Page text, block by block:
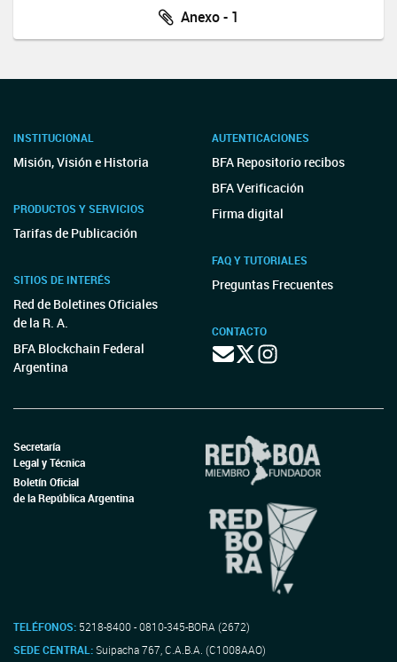
Anexo - 1
INSTITUCIONAL
Misión, Visión e Historia
PRODUCTOS Y SERVICIOS
Tarifas de Publicación
SITIOS DE INTERÉS
Red de Boletines Oficiales
de la R. A.
BFA Blockchain Federal
Argentina
AUTENTICACIONES
BFA Repositorio recibos
BFA Verificación
Firma digital
FAQ Y TUTORIALES
Preguntas Frecuentes
CONTACTO
Secretaría
Legal y Técnica
Boletín Oficial
de la República Argentina
TELÉFONOS: 5218-8400 - 0810-345-BORA (2672)
SEDE CENTRAL:Suipacha 767, C.A.B.A. (C1008AAO)